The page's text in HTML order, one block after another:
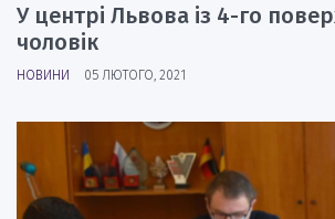
У центрі Львова із 4-го
чоловік
НОВИНИ 05 ЛЮТОГО, 2021